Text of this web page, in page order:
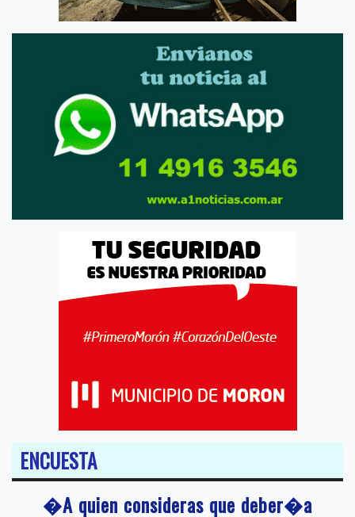
ENCUESTA
�A quien consideras que deber�a